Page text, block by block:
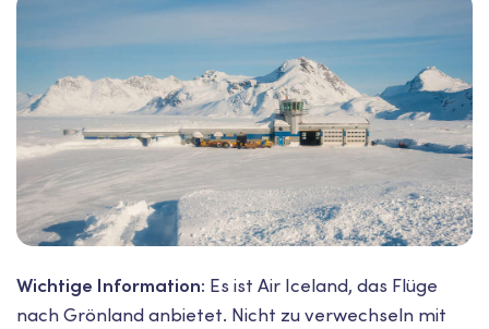
Wichtige Information: Es ist Air Iceland, das Flüge
nach Grönland anbietet. Nicht zu verwechseln mit